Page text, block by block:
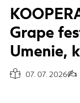
Grape
Umenie,
Dátum vydania
07. 07. 2026